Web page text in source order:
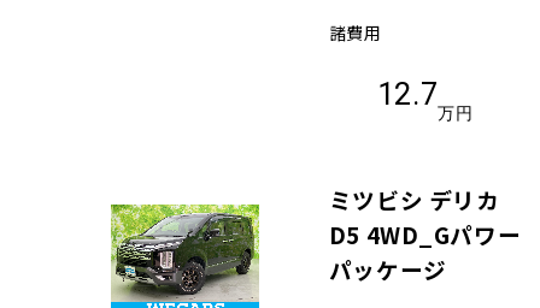
諸費用
12.7
万円
ミツビシ デリカ
D5 4WD_Gパワー
パッケージ